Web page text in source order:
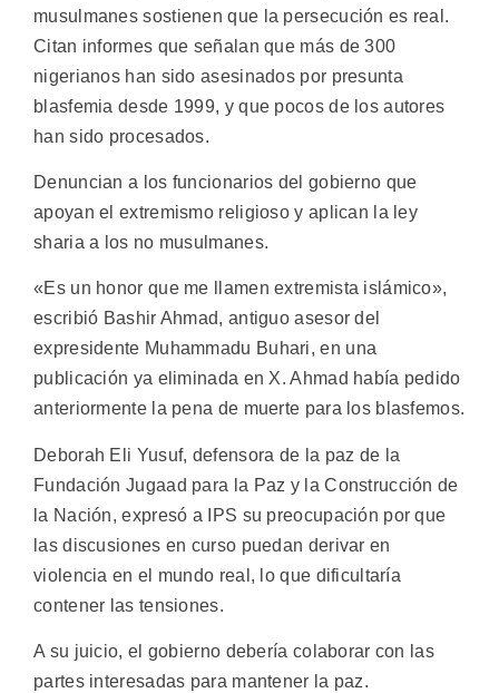
musulmanes sostienen que la persecución es real.
Citan informes que señalan que más de 300
nigerianos han sido asesinados por presunta
blasfemia desde 1999, y que pocos de los autores
han sido procesados.
Denuncian a los funcionarios del gobierno que
apoyan el extremismo religioso y aplican la ley
sharia a los no musulmanes.
«Es un honor que me llamen extremista islámico»,
escribió Bashir Ahmad, antiguo asesor del
expresidente Muhammadu Buhari, en una
publicación ya eliminada en X. Ahmad había pedido
anteriormente la pena de muerte para los blasfemos.
Deborah Eli Yusuf, defensora de la paz de la
Fundación Jugaad para la Paz y la Construcción de
la Nación, expresó a IPS su preocupación por que
las discusiones en curso puedan derivar en
violencia en el mundo real, lo que dificultaría
contener las tensiones.
A su juicio, el gobierno debería colaborar con las
partes interesadas para mantener la paz.